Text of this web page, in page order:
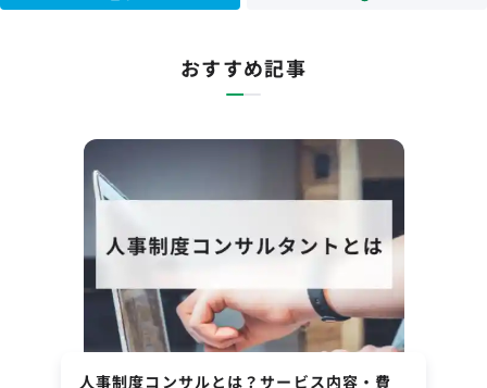
おすすめ記事
人事制度コンサルとは？サービス内容・費